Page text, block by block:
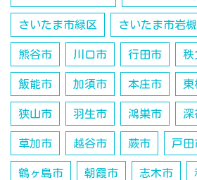
さいたま市緑区 さいたま市岩
熊谷市 川口市 行田市 秩
飯能市 加須市 本庄市 東
狭山市 羽生市 鴻巣市 深
草加市 越谷市 蕨市 戸田
鶴ヶ島市 朝霞市 志木市